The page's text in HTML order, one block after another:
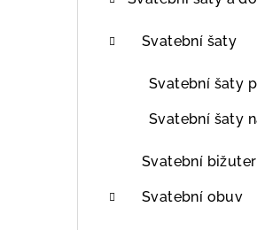
Svatební šaty
Svatební šaty
Svatební šaty
Svatební
Svatební obuv